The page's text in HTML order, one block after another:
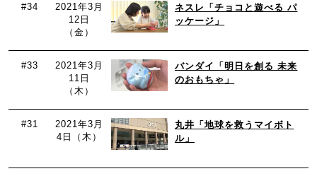
#34
2021年3月
12日
（金）
ネスレ「チョコと遊べる パ
ッケージ」
#33
2021年3月
11日
（木）
バンダイ「明日を創る 未来
のおもちゃ」
#31
2021年3月
4日（木）
丸井「地球を救うマイボト
ル」